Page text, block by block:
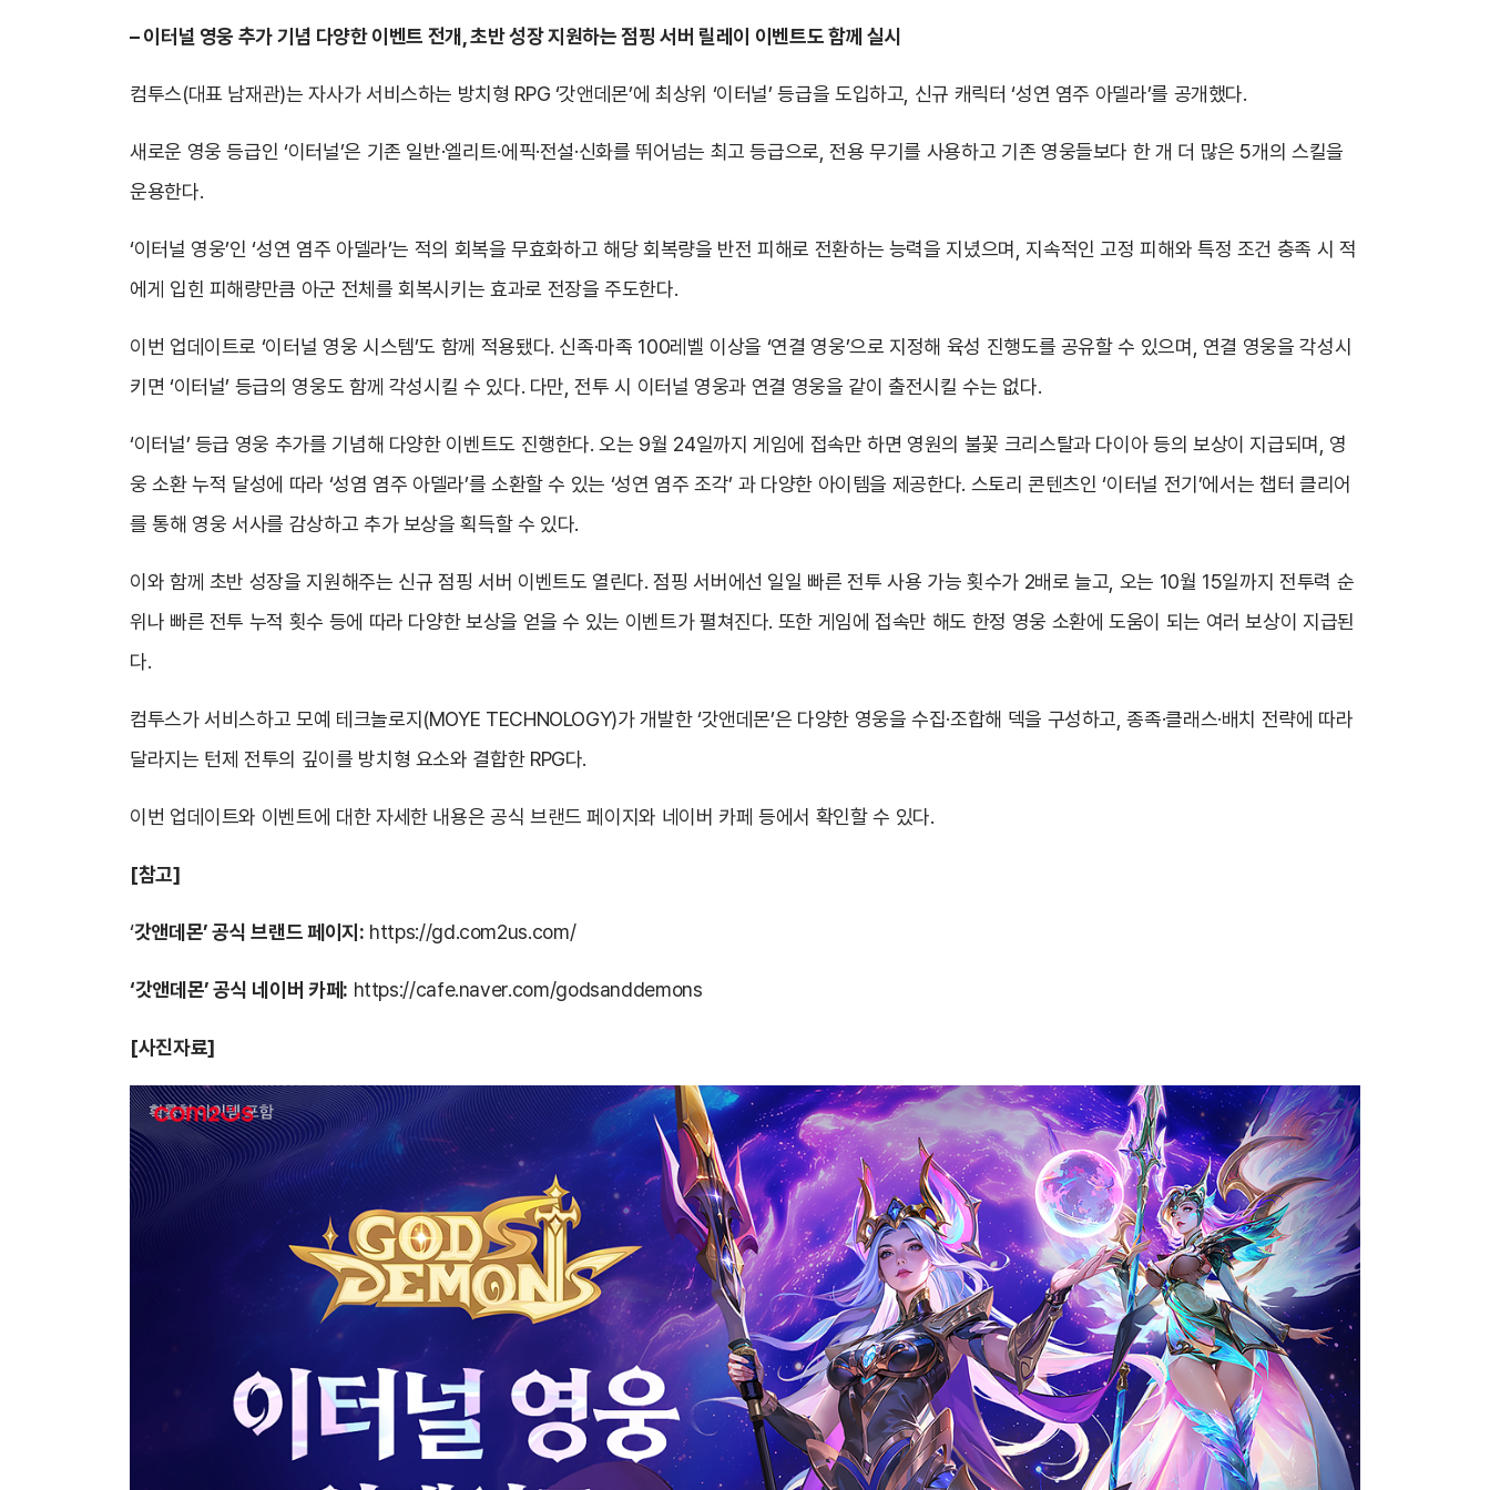
–이터널 영웅 추가 기념 다양한 이벤트 전개, 초반 성장 지원하는 점핑 서버 릴레이 이벤트도 함께 실시
컴투스(대표 남재관)는 자사가 서비스하는 방치형 RPG ‘갓앤데몬’에 최상위 ‘이터널’ 등급을 도입하고, 신규 캐릭터 ‘성연 염주 아델라’를 공개했다.
새로운 영웅 등급인 ‘이터널’은 기존 일반·엘리트·에픽·전설·신화를 뛰어넘는 최고 등급으로, 전용 무기를 사용하고 기존 영웅들보다 한 개 더 많은 5개의 스킬을
운용한다.
‘이터널 영웅’인 ‘성연 염주 아델라’는 적의 회복을 무효화하고 해당 회복량을 반전 피해로 전환하는 능력을 지녔으며, 지속적인 고정 피해와 특정 조건 충족 시 적
에게 입힌 피해량만큼 아군 전체를 회복시키는 효과로 전장을 주도한다.
이번 업데이트로 ‘이터널 영웅 시스템’도 함께 적용됐다. 신족·마족 100레벨 이상을 ‘연결 영웅’으로 지정해 육성 진행도를 공유할 수 있으며, 연결 영웅을 각성시
키면 ‘이터널’ 등급의 영웅도 함께 각성시킬 수 있다. 다만, 전투 시 이터널 영웅과 연결 영웅을 같이 출전시킬 수는 없다.
‘이터널’ 등급 영웅 추가를 기념해 다양한 이벤트도 진행한다. 오는 9월 24일까지 게임에 접속만 하면 영원의 불꽃 크리스탈과 다이아 등의 보상이 지급되며, 영
웅 소환 누적 달성에 따라 ‘성염 염주 아델라’를 소환할 수 있는 ‘성연 염주 조각’ 과 다양한 아이템을 제공한다. 스토리 콘텐츠인 ‘이터널 전기’에서는 챕터 클리어
를 통해 영웅 서사를 감상하고 추가 보상을 획득할 수 있다.
이와 함께 초반 성장을 지원해주는 신규 점핑 서버 이벤트도 열린다. 점핑 서버에선 일일 빠른 전투 사용 가능 횟수가 2배로 늘고, 오는 10월 15일까지 전투력 순
위나 빠른 전투 누적 횟수 등에 따라 다양한 보상을 얻을 수 있는 이벤트가 펼쳐진다. 또한 게임에 접속만 해도 한정 영웅 소환에 도움이 되는 여러 보상이 지급된
다.
컴투스가 서비스하고 모예 테크놀로지(MOYE TECHNOLOGY)가 개발한 ‘갓앤데몬’은 다양한 영웅을 수집·조합해 덱을 구성하고, 종족·클래스·배치 전략에 따라
달라지는 턴제 전투의 깊이를 방치형 요소와 결합한 RPG다.
이번 업데이트와 이벤트에 대한 자세한 내용은 공식 브랜드 페이지와 네이버 카페 등에서 확인할 수 있다.
[참고]
‘갓앤데몬’ 공식 브랜드 페이지: https://gd.com2us.com/
‘갓앤데몬’ 공식 네이버 카페: https://cafe.naver.com/godsanddemons
[사진자료]